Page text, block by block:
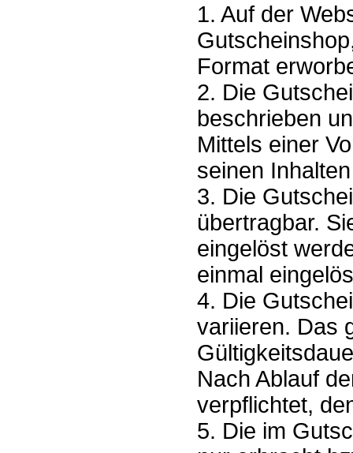
1. Auf der
Format
2. Die
beschrieben
Mittels einer
seinen
3. Die
übertragbar.
eingelöst
einmal
4. Die
variieren. Das
Nach Ablauf
verpflichtet,
5. Die im